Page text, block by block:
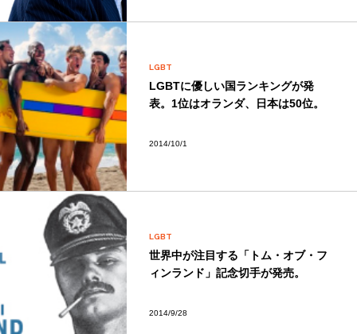
LGBT
LGBTに優しい国ランキングが発
表。1位はオランダ、日本は50位。
2014/10/1
LGBT
世界中が注目する「トム・オブ・フ
ィンランド」記念切手が発売。
2014/9/28